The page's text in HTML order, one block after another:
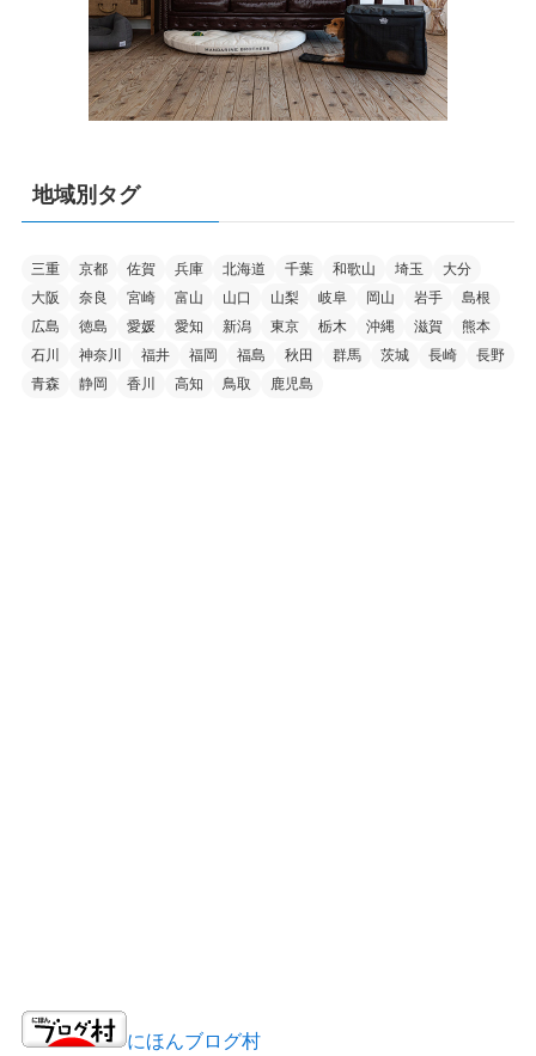
地域別タグ
三重 京都 佐賀 兵庫 北海道 千葉 和歌山 埼玉
大分
大阪
奈良 宮崎 富山 山口 山梨 岐阜 岡山 岩手
島根
広島
徳島 愛媛 愛知 新潟 東京 栃木 沖縄 滋賀
熊本
石川
神奈川 福井 福岡 福島 秋田 群馬 茨城 長崎
長野
青森
静岡 香川 高知 鳥取 鹿児島
にほんブログ村